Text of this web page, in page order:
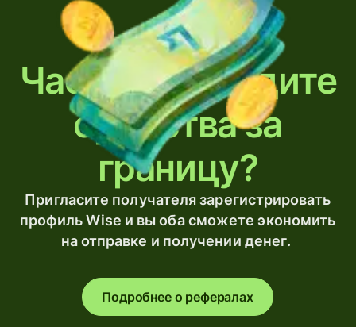
Часто переводите
средства за
границу?
Пригласите получателя зарегистрировать
профиль Wise и вы оба сможете экономить
на отправке и получении денег.
Подробнее о рефералах